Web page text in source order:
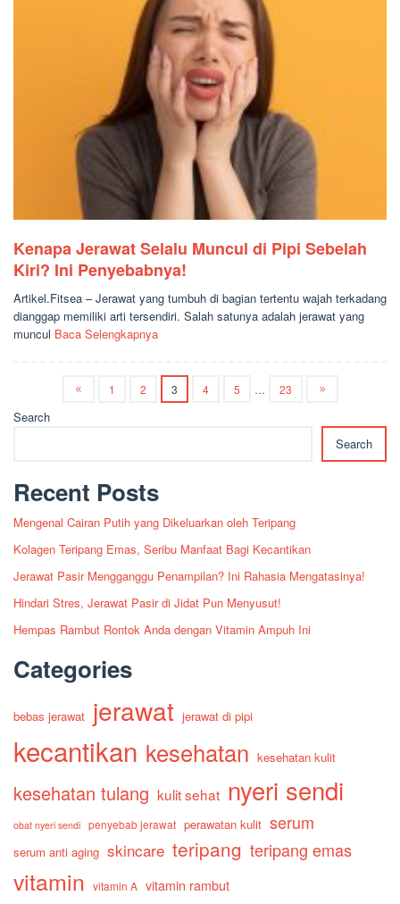
Kenapa Jerawat Selalu Muncul di Pipi Sebelah
Kiri? Ini Penyebabnya!
Artikel.Fitsea – Jerawat yang tumbuh di bagian tertentu wajah terkadang
dianggap memiliki arti tersendiri. Salah satunya adalah jerawat yang
muncul Baca Selengkapnya
1 2 3 4 5 … 23
Search
Search
Recent Posts
Mengenal Cairan Putih yang Dikeluarkan oleh Teripang
Kolagen Teripang Emas, Seribu Manfaat Bagi Kecantikan
Jerawat Pasir Mengganggu Penampilan? Ini Rahasia Mengatasinya!
Hindari Stres, Jerawat Pasir di Jidat Pun Menyusut!
Hempas Rambut Rontok Anda dengan Vitamin Ampuh Ini
Categories
bebas jerawat jerawat jerawat di pipi
kecantikan kesehatan kesehatan kulit
kesehatan tulang kulit sehat nyeri sendi
obat nyeri sendi penyebab jerawat perawatan kulit serum
serum anti aging skincare teripang teripang emas
vitamin vitamin A vitamin rambut